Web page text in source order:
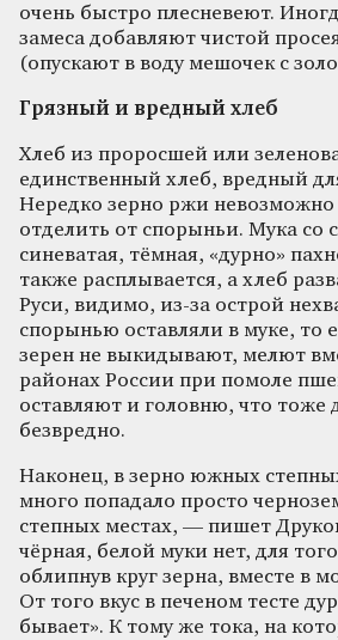
очень быстро плесневеют.
замеса добавляют чистой
(опускают в воду мешочек с
Грязный и вредный хлеб
Хлеб из проросшей или
единственный хлеб, вредный
Нередко зерно ржи
отделить от спорыньи. Мука со
синеватая, тёмная, «дурно»
также расплывается, а хлеб
Руси, видимо, из-за острой
спорынью оставляли в муке, то
зерен не выкидывают, мелют
районах России при помоле
оставляют и головню, что тоже
безвредно.
Наконец, в зерно южных
много попадало просто
степных местах, — пишет
чёрная, белой муки нет, для
облипнув круг зерна, вместе в
От того вкус в печеном тесте
бывает». К тому же тока, на